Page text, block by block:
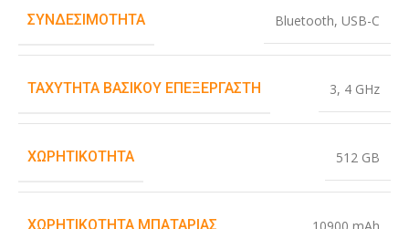
ΣΥΝΔΕΣΙΜΌΤΗΤΑ Bluetooth, USB-C
ΤΑΧΎΤΗΤΑ ΒΑΣΙΚΟΎ ΕΠΕΞΕΡΓΑΣΤΉ 3, 4 GHz
ΧΩΡΗΤΙΚΌΤΗΤΑ 512 GB
ΧΩΡΗΤΙΚΌΤΗΤΑ ΜΠΑΤΑΡΊΑΣ